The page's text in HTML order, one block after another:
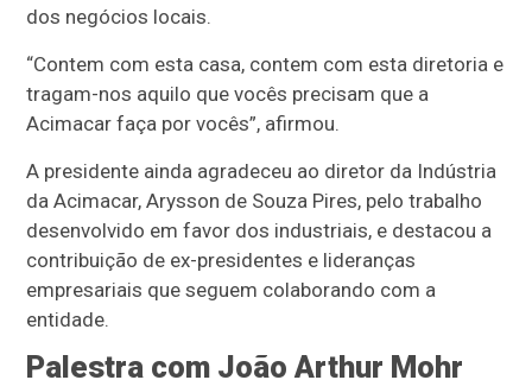
dos negócios locais.
“Contem com esta casa, contem com esta diretoria e
tragam-nos aquilo que vocês precisam que a
Acimacar faça por vocês”, afirmou.
A presidente ainda agradeceu ao diretor da Indústria
da Acimacar, Arysson de Souza Pires, pelo trabalho
desenvolvido em favor dos industriais, e destacou a
contribuição de ex-presidentes e lideranças
empresariais que seguem colaborando com a
entidade.
Palestra com João Arthur Mohr